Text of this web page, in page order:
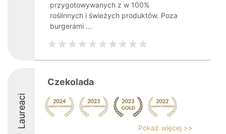
przygotowywanych z w 100%
roślinnych i świeżych produktów. Poza
burgerami ...
Laureaci
Czekolada
Pokaż więcej >>